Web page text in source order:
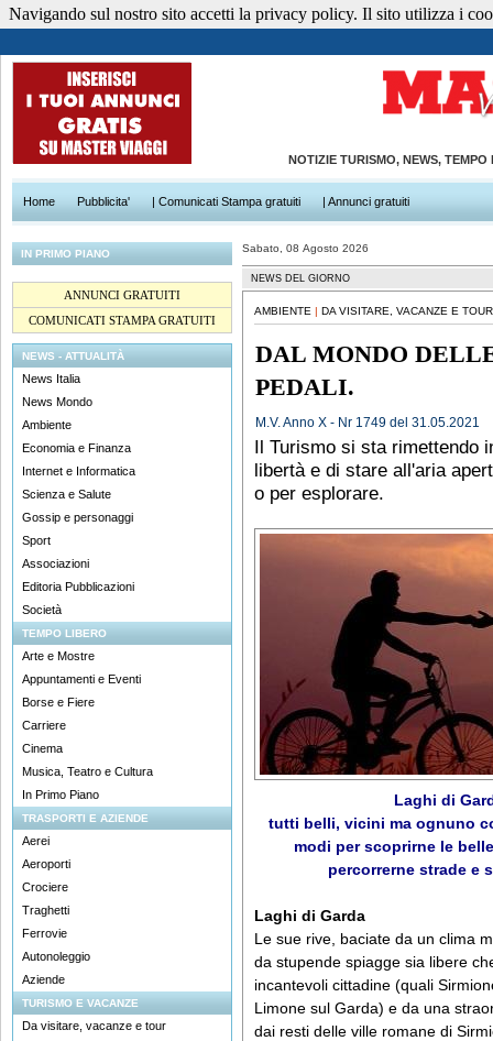
NOTIZIE TURISMO, NEWS,
Home Pubblicita' | Comunicati Stampa gratuiti | Annunci gratuiti
IN PRIMO PIANO
ANNUNCI GRATUITI
COMUNICATI STAMPA GRATUITI
NEWS - ATTUALITÀ
News Italia
News Mondo
Ambiente
Economia e Finanza
Internet e Informatica
Scienza e Salute
Gossip e personaggi
Sport
Associazioni
Editoria Pubblicazioni
Società
TEMPO LIBERO
Arte e Mostre
Appuntamenti e Eventi
Borse e Fiere
Carriere
Cinema
Musica, Teatro e Cultura
In Primo Piano
TRASPORTI E AZIENDE
Aerei
Aeroporti
Crociere
Traghetti
Ferrovie
Autonoleggio
Aziende
TURISMO E VACANZE
Da visitare, vacanze e tour
Sabato, 08 Agosto 2026
NEWS DEL GIORNO
AMBIENTE | DA VISITARE, VACANZE E TOUR
DAL MONDO
PEDALI.
M.V. Anno X - Nr 1749 del 31.05.2021
Il Turismo si sta rimettendo
libertà e di stare all'aria
o per esplorare.
Laghi di
tutti belli, vicini ma ognuno
modi per scoprirne le
percorrerne strade e
Laghi di Garda
Le sue rive, baciate da un clima
da stupende spiagge sia libere
incantevoli cittadine (quali
Limone sul Garda) e da una
dai resti delle ville romane di
Navigando sul nostro sito accetti la privacy policy. Il sito utilizza i